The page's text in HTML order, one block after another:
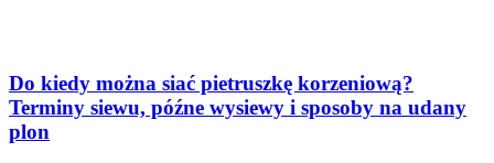
Do kiedy można siać pietruszkę korzeniową?
Terminy siewu, późne wysiewy i sposoby na udany
plon